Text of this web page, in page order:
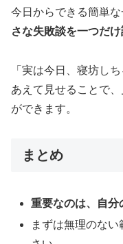
今日からできる簡単
さな失敗談を一つだ
「実は今日、寝坊し
あえて見せることで
ができます。
まとめ
重要なのは、自分
まずは無理のな